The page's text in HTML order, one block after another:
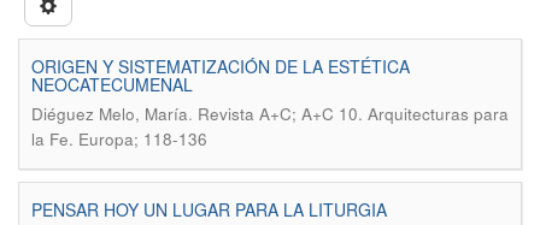
ORIGEN Y SISTEMATIZACIÓN DE LA ESTÉTICA
NEOCATECUMENAL
Diéguez Melo, María. Revista A+C; A+C 10. Arquitecturas para
la Fe. Europa; 118-136
PENSAR HOY UN LUGAR PARA LA LITURGIA